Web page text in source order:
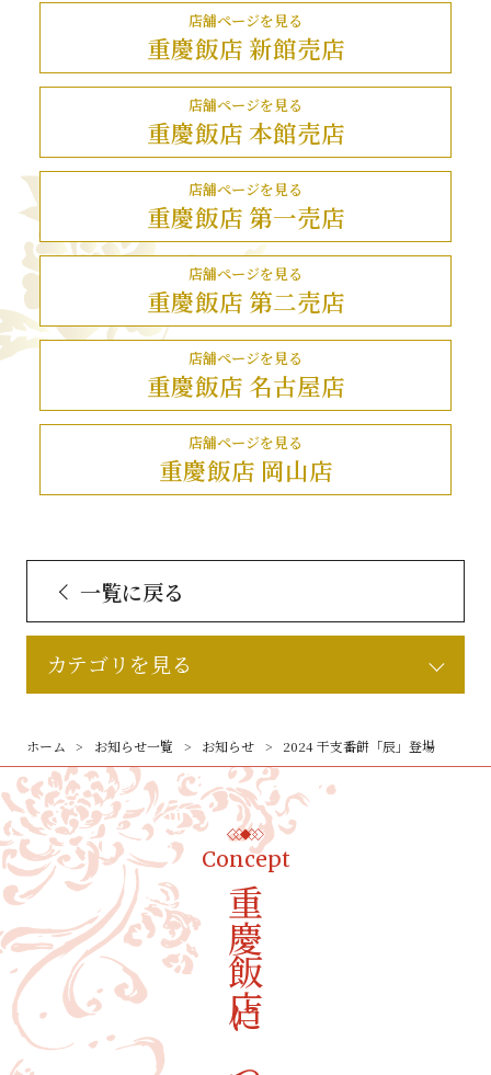
店舗ページを見る
重慶飯店 新館売店
店舗ページを見る
重慶飯店 本館売店
店舗ページを見る
重慶飯店 第一売店
店舗ページを見る
重慶飯店 第二売店
店舗ページを見る
重慶飯店 名古屋店
店舗ページを見る
重慶飯店 岡山店
一覧に戻る
カテゴリを見る
ホーム お知らせ一覧 お知らせ 2024 干支番餅「辰」登場
Concept